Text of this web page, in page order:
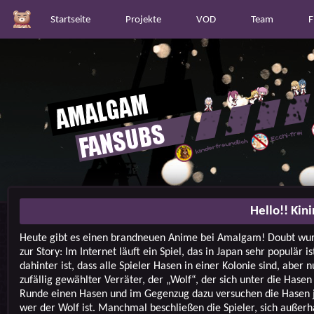
Startseite Projekte VOD Team
Hello!!
Heute gibt es einen brandneuen Anime bei Amalgam! Doubt
zur Story: Im Internet läuft ein Spiel, das in Japan sehr populär
dahinter ist, dass alle Spieler Hasen in einer Kolonie sind, aber
zufällig gewählter Verräter, der „Wolf“, der sich unter die
Runde einen Hasen und im Gegenzug dazu versuchen die
wer der Wolf ist. Manchmal beschließen die Spieler, sich